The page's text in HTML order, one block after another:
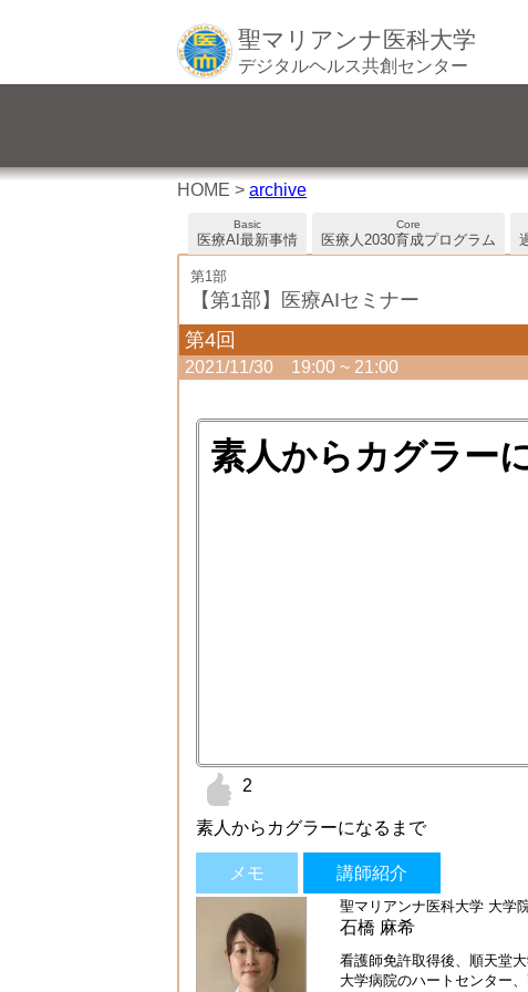
聖マリアンナ医科大学
デジタルヘルス共創センター
HOME > archive
Basic
医療AI最新事情
Core
医療人2030育成プログラム
第1部
【第1部】医療AIセミナー
第4回
2021/11/30 19:00 ~ 21:00
素人からカグラー
2
素人からカグラーになるまで
メモ 講師紹介
聖マリアンナ医科大学 大学
石橋 麻希
看護師免許取得後、順天堂
大学病院のハートセンター